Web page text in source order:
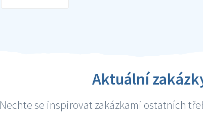
Aktuální
Nechte se inspirovat zakázkami ostatních